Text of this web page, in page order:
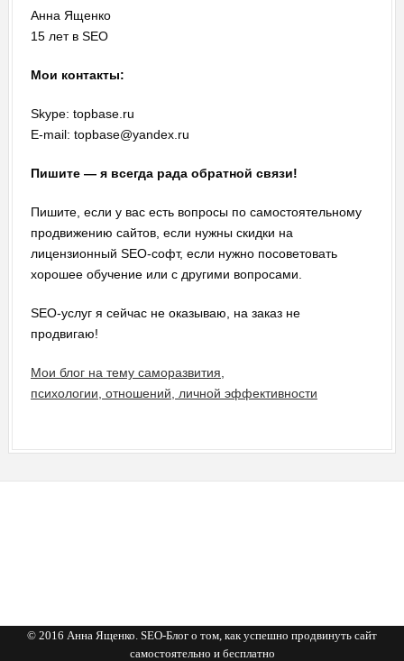
Анна Ященко
15 лет в SEO
Мои контакты:
Skype: topbase.ru
E-mail: topbase@yandex.ru
Пишите — я всегда рада обратной связи!
Пишите, если у вас есть вопросы по самостоятельному
продвижению сайтов, если нужны скидки на
лицензионный SEO-софт, если нужно посоветовать
хорошее обучение или с другими вопросами.
SEO-услуг я сейчас не оказываю, на заказ не
продвигаю!
Мои блог на тему саморазвития,
психологии, отношений, личной эффективности
© 2016 Анна Ященко. SEO-Блог о том, как успешно продвинуть сайт
самостоятельно и бесплатно